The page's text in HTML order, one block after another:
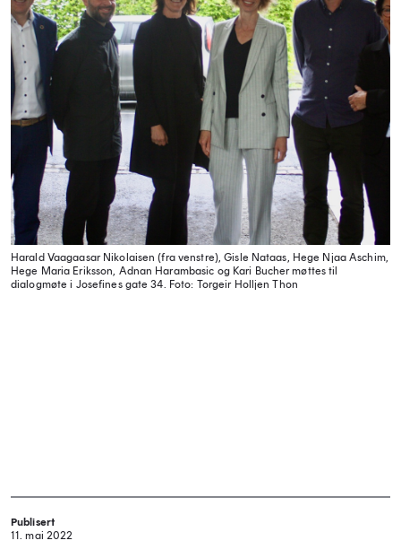
Harald Vaagaasar Nikolaisen (fra venstre), Gisle Nataas, Hege Njaa Aschim,
Hege Maria Eriksson, Adnan Harambasic og Kari Bucher møttes til
dialogmøte i Josefines gate 34. Foto: Torgeir Holljen Thon
Publisert
11. mai 2022